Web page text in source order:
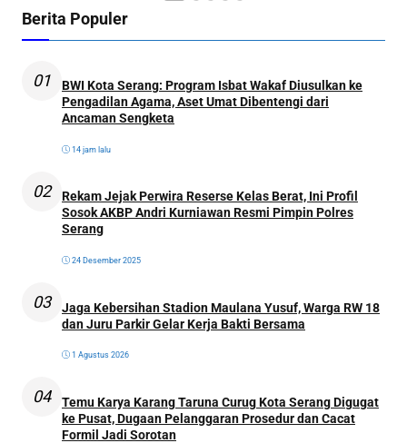
Berita Populer
01
BWI Kota Serang: Program Isbat Wakaf Diusulkan ke
Pengadilan Agama, Aset Umat Dibentengi dari
Ancaman Sengketa
14 jam lalu
02
Rekam Jejak Perwira Reserse Kelas Berat, Ini Profil
Sosok AKBP Andri Kurniawan Resmi Pimpin Polres
Serang
24 Desember 2025
03
Jaga Kebersihan Stadion Maulana Yusuf, Warga RW 18
dan Juru Parkir Gelar Kerja Bakti Bersama
1 Agustus 2026
04
Temu Karya Karang Taruna Curug Kota Serang Digugat
ke Pusat, Dugaan Pelanggaran Prosedur dan Cacat
Formil Jadi Sorotan